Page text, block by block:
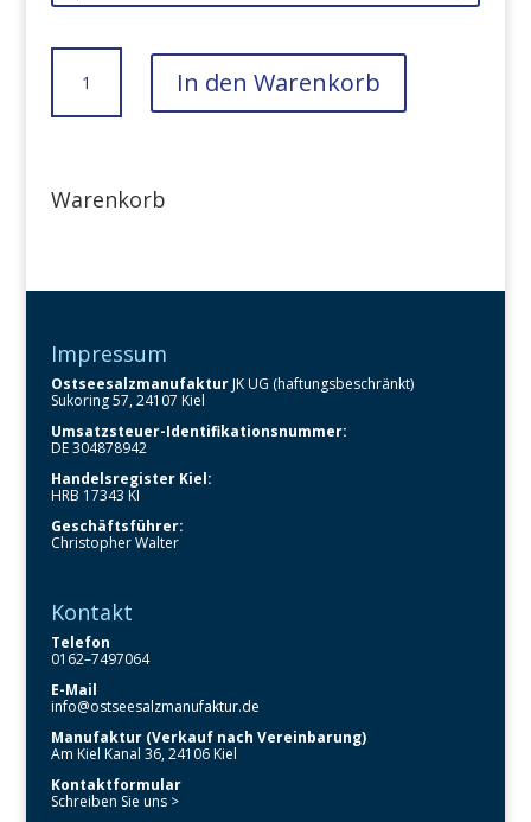
Winterheckenzwiebel
In den Warenkorb
Warenkorb
Impressum
OstseesalzmanufakturJK UG (haftungsbeschränkt)
Sukoring 57, 24107 Kiel
Umsatzsteuer-Identifikationsnummer:
DE 304878942
Handelsregister Kiel:
HRB 17343 KI
Geschäftsführer:
Christopher Walter
Kontakt
Telefon
0162–7497064
E-Mail
info@ostseesalzmanufaktur.de
Manufaktur (Verkauf nach Vereinbarung)
Am Kiel Kanal 36, 24106 Kiel
Kontaktformular
Schreiben Sie uns >